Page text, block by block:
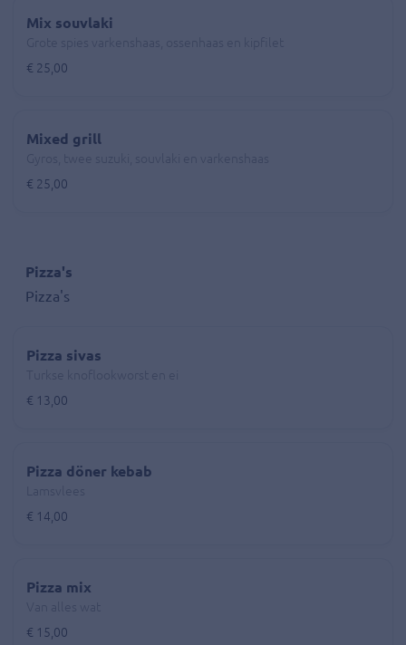
Mix souvlaki
€ 25,00
Mixed grill
€ 25,00
Pizza's
Pizza's
Pizza sivas
€ 13,00
Pizza döner kebab
€ 14,00
Pizza mix
€ 15,00